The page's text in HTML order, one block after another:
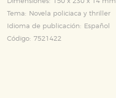
Tema:
Novela policiaca y thriller
Idioma de publicación:
Español
Código: 7521422